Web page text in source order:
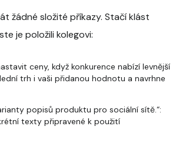
žádné složité příkazy. Stačí klást
je položili kolegovi:
ceny, když konkurence nabízí levnější
trh i vaši přidanou hodnotu a navrhne
popisů produktu pro sociální sítě.“:
texty připravené k použití